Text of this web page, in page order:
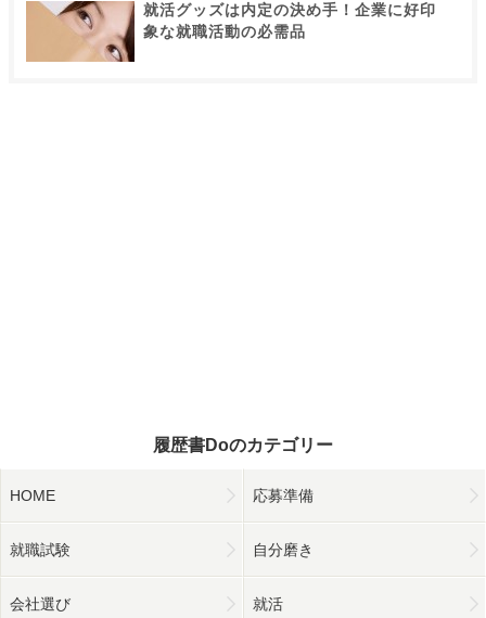
就活グッズは内定の決め手！企業に好印
象な就職活動の必需品
履歴書Doのカテゴリー
HOME 応募準備
就職試験 自分磨き
会社選び 就活